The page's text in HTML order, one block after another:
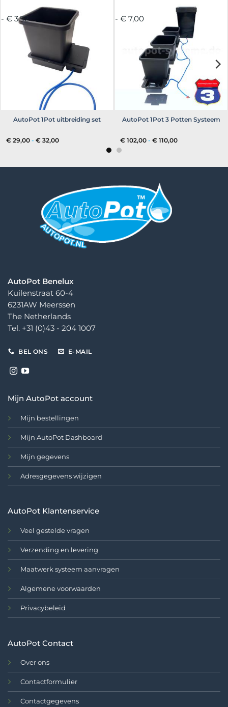
- € 3,92
AutoPot 1Pot uitbreiding set
€ 29,00 - € 32,00Prijsklasse:
- € 7,00
AutoPot 1Pot 3 Potten Systeem
€ 102,00 - € 110,00Prijsklasse:
AutoPot Benelux
Kuilenstraat 60-4
6231AW Meerssen
The Netherlands
Tel. +31 (0)43 - 204 1007
BEL ONS E-MAIL
Mijn AutoPot account
Mijn bestellingen
Mijn AutoPot Dashboard
Mijn gegevens
Adresgegevens wijzigen
AutoPot Klantenservice
Veel gestelde vragen
Verzending en levering
Maatwerk systeem aanvragen
Algemene voorwaarden
Privacybeleid
AutoPot Contact
Over ons
Contactformulier
Contactgegevens